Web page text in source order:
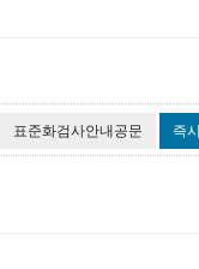
표준화검사안내공문 즉